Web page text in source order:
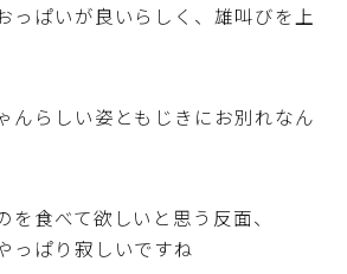
っぱいが良いらしく、雄叫びを上
んらしい姿ともじきにお別れなん
を食べて欲しいと思う反面、
っぱり寂しいですね